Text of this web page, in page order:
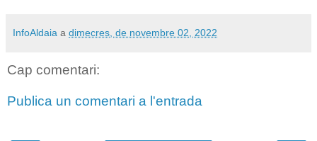
InfoAldaia a dimecres, de novembre 02, 2022
Cap comentari:
Publica un comentari a l'entrada